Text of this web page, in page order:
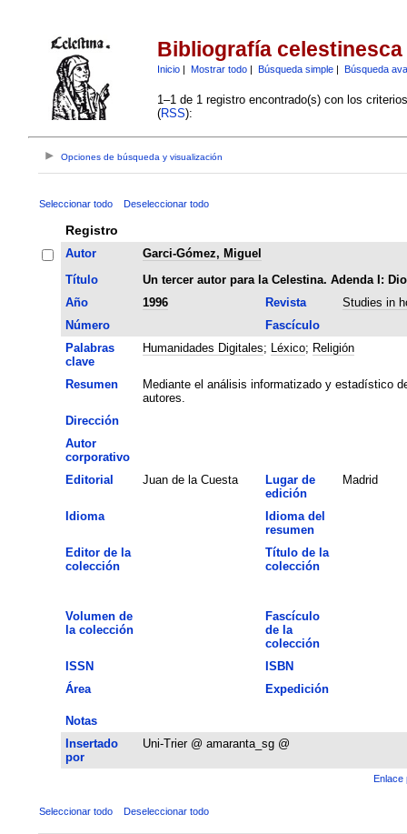
Bibliografía celestinesca
Inicio| Mostrar todo| Búsqueda simple| Búsqueda
1–1 de 1 registro encontrado(s) con los
(RSS):
Opciones de búsqueda y visualización
Seleccionar todo Deseleccionar todo
Registro
Autor
Garci-Gómez, Miguel
Título
Un tercer autor para la Celestina. Adenda I:
Año
1996 Revista
Studies in
Número
Fascículo
Palabras
clave
Humanidades Digitales; Léxico; Religión
Resumen
Mediante el análisis informatizado y estadístico
autores.
Dirección
Autor
corporativo
Editorial
Juan de la Cuesta
Lugar de
edición
Madrid
Idioma
Idioma del
resumen
Editor de la
colección
Título de la
colección
Volumen de
la colección
Fascículo
de la
colección
ISSN
ISBN
Área
Expedición
Notas
Insertado
por
Uni-Trier @ amaranta_sg @
Enlace
Seleccionar todo Deseleccionar todo